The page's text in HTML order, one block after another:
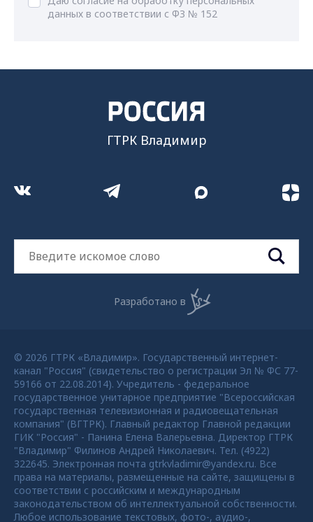
данных в соответствии с ФЗ № 152
ГТРК Владимир
Разработано в
© 2026 ГТРК «Владимир». Государственный интернет-
канал "Россия" (свидетельство о регистрации Эл № ФС 77-
59166 от 22.08.2014). Учредитель - федеральное
государственное унитарное предприятие "Всероссийская
государственная телевизионная и радиовещательная
компания" (ВГТРК). Главный редактор Главной редакции
ГИК "Россия" - Панина Елена Валерьевна. Директор ГТРК
"Владимир" Филинов Андрей Николаевич. Тел. (4922)
322645. Электронная почта gtrkvladimir@yandex.ru. Все
права на материалы, размещенные на сайте, защищены в
соответствии с российским и международным
законодательством об интеллектуальной собственности.
Любое использование текстовых, фото-, аудио-,